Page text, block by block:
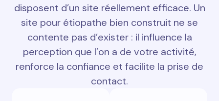
disposent d’un site réellement efficace. Un
site pour étiopathe bien construit ne se
contente pas d’exister : il influence la
perception que l’on a de votre activité,
renforce la confiance et facilite la prise de
contact.